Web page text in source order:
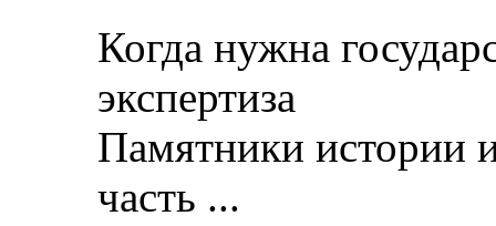
Когда нужна
экспертиза
Памятники истории
часть ...